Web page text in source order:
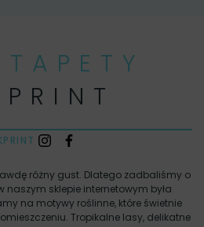
różny gust. Dlatego zadbaliśmy o
naszym sklepie internetowym była
na motywy roślinne, które świetnie
Tropikalne lasy, delikatne